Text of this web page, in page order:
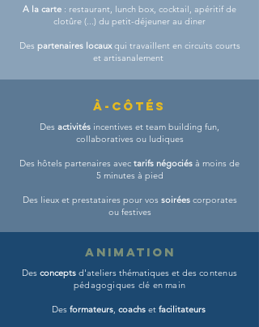
A la carte : restaurant, lunch box, cocktail, apéritif de
clotûre (...) du petit-déjeuner au diner
Des partenaires locauxqui travaillent en circuits courts
et artisanalement
à-côtÉs
Des activités incentives et team building fun,
collaboratives ou ludiques
Des hôtels partenaires avec tarifs négociés à moins de
5 minutes à pied
Des lieux et prestataires pour vos soirées corporates
ou festives
ANIMATION
Des concepts d'ateliers thématiques et des contenus
pédagogiques clé en main
Des formateurs, coachs et facilitateurs